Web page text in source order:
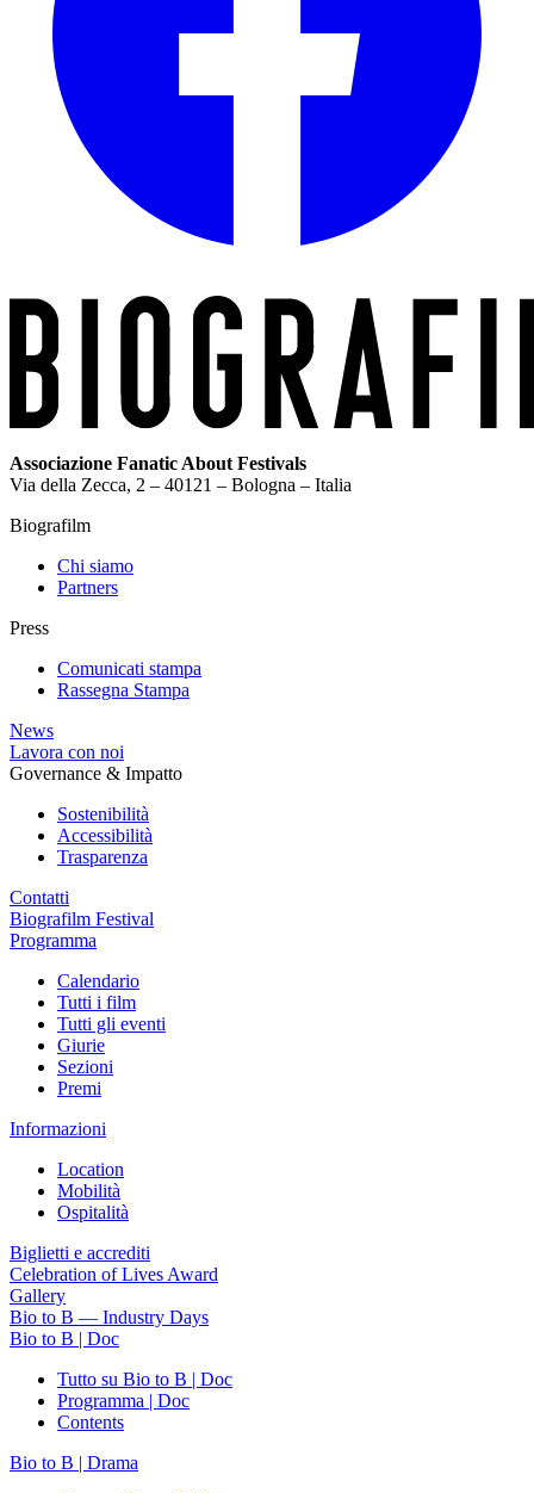
Associazione Fanatic About Festivals
Via della Zecca, 2 – 40121 – Bologna – Italia
Biografilm
Chi siamo
Partners
Press
Comunicati stampa
Rassegna Stampa
News
Lavora con noi
Governance & Impatto
Sostenibilità
Accessibilità
Trasparenza
Contatti
Biografilm Festival
Programma
Calendario
Tutti i film
Tutti gli eventi
Giurie
Sezioni
Premi
Informazioni
Location
Mobilità
Ospitalità
Biglietti e accrediti
Celebration of Lives Award
Gallery
Bio to B — Industry Days
Bio to B | Doc
Tutto su Bio to B | Doc
Programma | Doc
Contents
Bio to B | Drama